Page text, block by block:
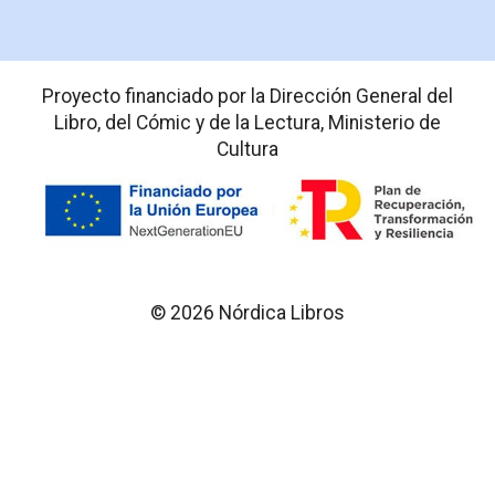
Proyecto financiado por la Dirección General del
Libro, del Cómic y de la Lectura, Ministerio de
Cultura
© 2026 Nórdica Libros